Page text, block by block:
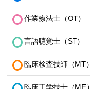
作業療法士（OT）
言語聴覚士（ST）
臨床検査技師（MT）
臨床工学技士（ME）